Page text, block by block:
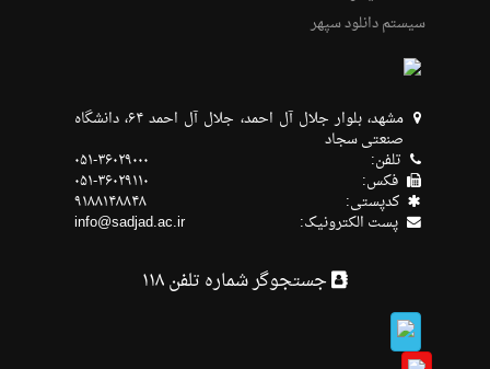
سیستم دانلود سپهر
مشهد، بلوار جلال آل احمد، جلال آل احمد ۶۴، دانشگاه
صنعتی سجاد
تلفن: ۰۵۱-۳۶۰۲۹۰۰۰
فکس: ۰۵۱-۳۶۰۲۹۱۱۰
كدپستی: ۹۱۸۸۱۴۸۸۴۸
پست الکترونیک: info@sadjad.ac.ir
جستجوگر شماره تلفن ۱۱۸